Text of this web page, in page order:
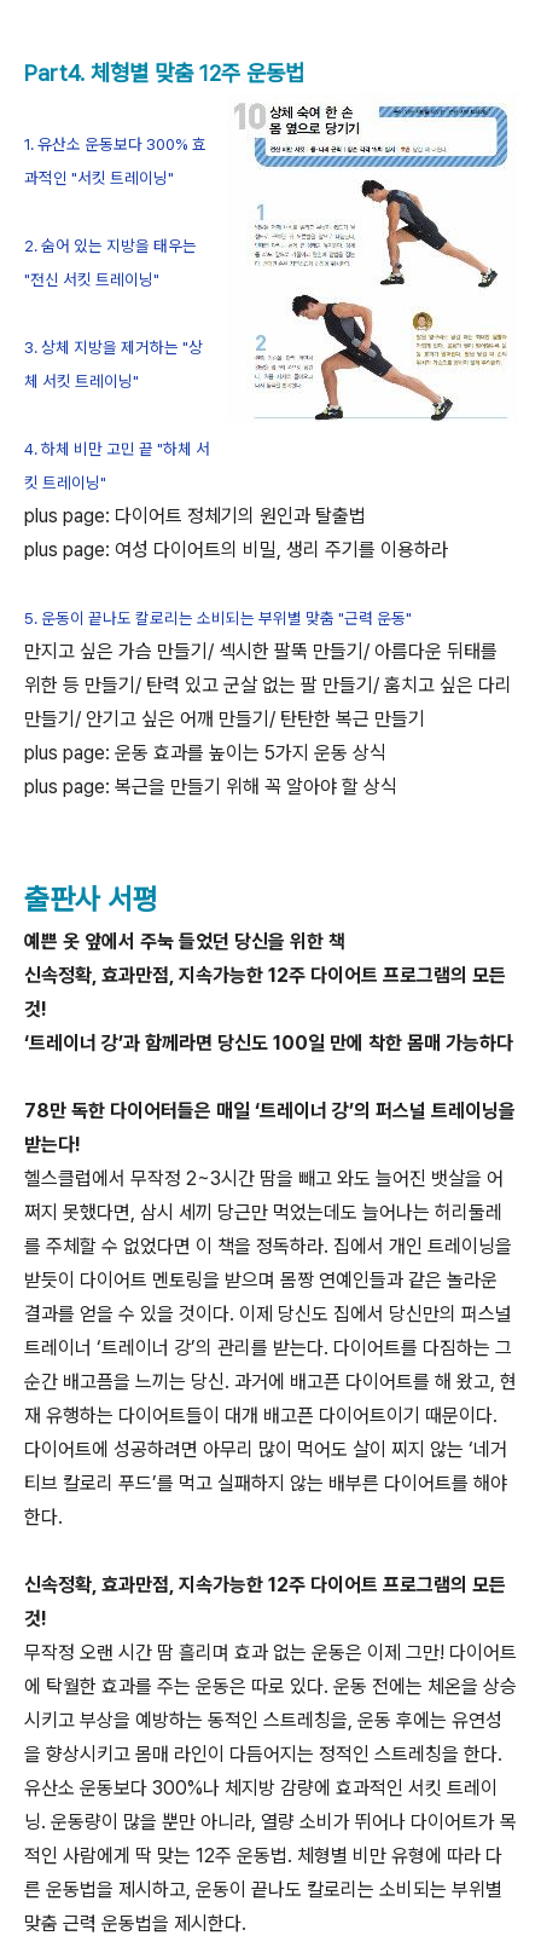
Part4. 체형별 맞춤 12주 운동법
1. 유산소 운동보다 300% 효
과적인 "서킷 트레이닝"
2. 숨어 있는 지방을 태우는
"전신 서킷 트레이닝"
3. 상체 지방을 제거하는 "상
체 서킷 트레이닝"
4. 하체 비만 고민 끝 "하체 서
킷 트레이닝"
plus page: 다이어트 정체기의 원인과 탈출법
plus page: 여성 다이어트의 비밀, 생리 주기를 이용하라
5. 운동이 끝나도 칼로리는 소비되는 부위별 맞춤 "근력 운동"
만지고 싶은 가슴 만들기/ 섹시한 팔뚝 만들기/ 아름다운 뒤태를
위한 등 만들기/ 탄력 있고 군살 없는 팔 만들기/ 훔치고 싶은 다리
만들기/ 안기고 싶은 어깨 만들기/ 탄탄한 복근 만들기
plus page: 운동 효과를 높이는 5가지 운동 상식
plus page: 복근을 만들기 위해 꼭 알아야 할 상식
출판사 서평
예쁜 옷 앞에서 주눅 들었던 당신을 위한 책
신속정확, 효과만점, 지속가능한 12주 다이어트 프로그램의 모든
것!
‘트레이너 강’과 함께라면 당신도 100일 만에 착한 몸매 가능하다
78만 독한 다이어터들은 매일 ‘트레이너 강’의 퍼스널 트레이닝을
받는다!
헬스클럽에서 무작정 2~3시간 땀을 빼고 와도 늘어진 뱃살을 어
쩌지 못했다면, 삼시 세끼 당근만 먹었는데도 늘어나는 허리둘레
를 주체할 수 없었다면 이 책을 정독하라. 집에서 개인 트레이닝을
받듯이 다이어트 멘토링을 받으며 몸짱 연예인들과 같은 놀라운
결과를 얻을 수 있을 것이다. 이제 당신도 집에서 당신만의 퍼스널
트레이너 ‘트레이너 강’의 관리를 받는다. 다이어트를 다짐하는 그
순간 배고픔을 느끼는 당신. 과거에 배고픈 다이어트를 해 왔고, 현
재 유행하는 다이어트들이 대개 배고픈 다이어트이기 때문이다.
다이어트에 성공하려면 아무리 많이 먹어도 살이 찌지 않는 ‘네거
티브 칼로리 푸드’를 먹고 실패하지 않는 배부른 다이어트를 해야
한다.
신속정확, 효과만점, 지속가능한 12주 다이어트 프로그램의 모든
것!
무작정 오랜 시간 땀 흘리며 효과 없는 운동은 이제 그만! 다이어트
에 탁월한 효과를 주는 운동은 따로 있다. 운동 전에는 체온을 상승
시키고 부상을 예방하는 동적인 스트레칭을, 운동 후에는 유연성
을 향상시키고 몸매 라인이 다듬어지는 정적인 스트레칭을 한다.
유산소 운동보다 300%나 체지방 감량에 효과적인 서킷 트레이
닝. 운동량이 많을 뿐만 아니라, 열량 소비가 뛰어나 다이어트가 목
적인 사람에게 딱 맞는 12주 운동법. 체형별 비만 유형에 따라 다
른 운동법을 제시하고, 운동이 끝나도 칼로리는 소비되는 부위별
맞춤 근력 운동법을 제시한다.